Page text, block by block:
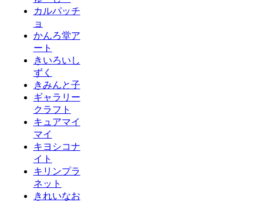
カルパッチ
ョ
かんろ堂ア
ート
きいろいし
ずく
きみんと子
ギャラリー
クラフト
キュアマイ
マイ
キヨシコナ
イト
キリンプラ
ネット
きれいなお